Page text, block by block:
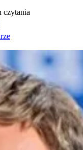
czytania